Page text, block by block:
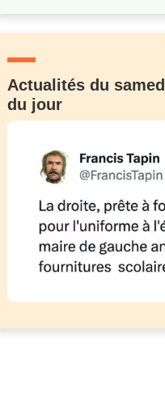
Actualités du
du jour